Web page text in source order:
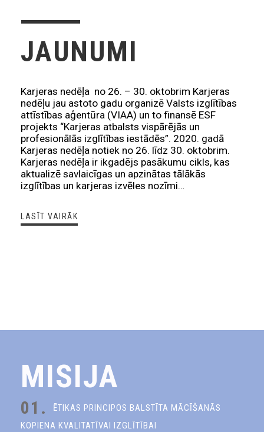
JAUNUMI
Karjeras nedēļa no 26. – 30. oktobrim Karjeras
nedēļu jau astoto gadu organizē Valsts izglītības
attīstības aģentūra (VIAA) un to finansē ESF
projekts “Karjeras atbalsts vispārējās un
profesionālās izglītības iestādēs”. 2020. gadā
Karjeras nedēļa notiek no 26. līdz 30. oktobrim.
Karjeras nedēļa ir ikgadējs pasākumu cikls, kas
aktualizē savlaicīgas un apzinātas tālākās
izglītības un karjeras izvēles nozīmi…
LASĪT VAIRĀK
MISIJA
01.
ĒTIKAS PRINCIPOS BALSTĪTA MĀCĪŠANĀS
KOPIENA KVALITATĪVAI IZGLĪTĪBAI